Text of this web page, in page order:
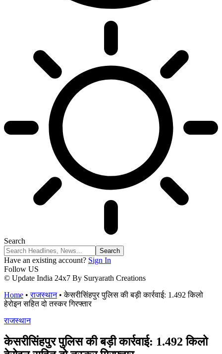
Search
Have an existing account? Sign In
Follow US
© Update India 24x7 By Suryarath Creations
Home •राजस्थान•केसरीसिंहपुर पुलिस की बड़ी कार्रवाई: 1.492 किलो
हेरोइन सहित दो तस्कर गिरफ्तार
राजस्थान
केसरीसिंहपुर पुलिस की बड़ी कार्रवाई: 1.492 किलो